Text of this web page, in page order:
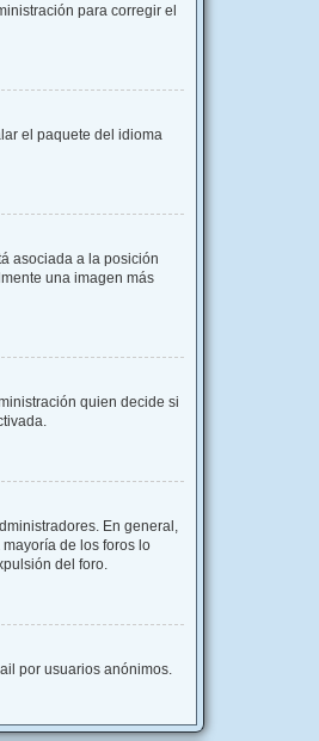
para corregir el
el paquete del idioma
asociada a la posición
una imagen más
quien decide si
En general,
de los foros lo
del foro.
por usuarios anónimos.